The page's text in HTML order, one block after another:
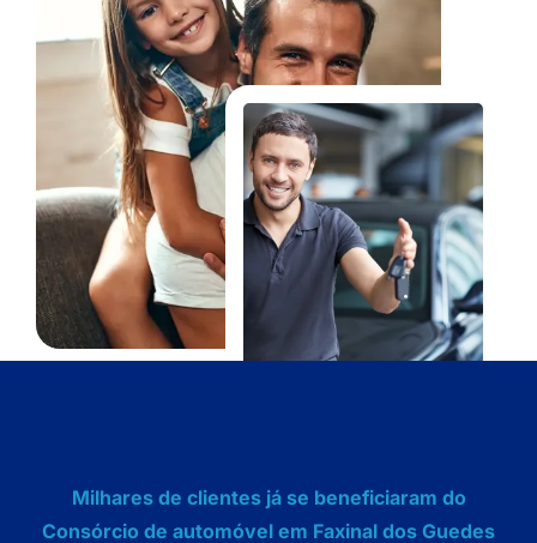
Milhares de clientes já se beneficiaram do
Consórcio de automóvel em Faxinal dos Guedes